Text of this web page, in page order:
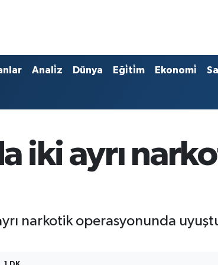
Anali̇z Dünya Eği̇ti̇m Ekonomi̇
iki ayrı
narkotik operasyonunda